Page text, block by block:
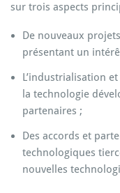
sur trois aspects
De nouveaux
présentant un
L’industrialisation
la technologie
partenaires ;
Des accords et
technologiques
nouvelles